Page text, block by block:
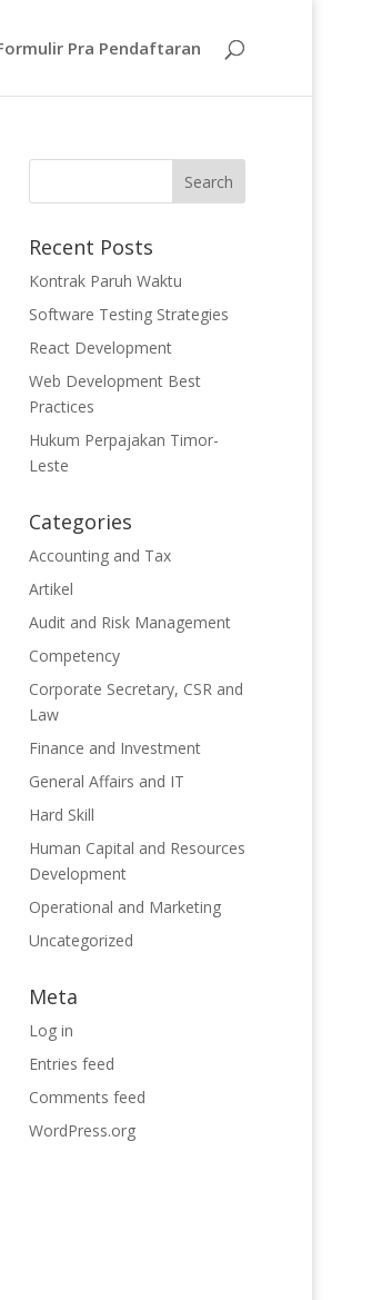
Pra Pendaftaran
Recent Posts
Kontrak Paruh Waktu
Software Testing Strategies
React Development
Web Development Best
Practices
Hukum Perpajakan Timor-
Leste
Categories
Accounting and Tax
Artikel
Audit and Risk Management
Competency
Corporate Secretary, CSR and
Law
Finance and Investment
General Affairs and IT
Hard Skill
Human Capital and Resources
Development
Operational and Marketing
Uncategorized
Meta
Log in
Entries feed
Comments feed
WordPress.org